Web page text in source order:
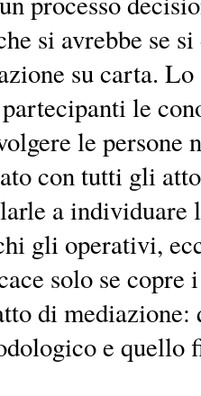
si avrebbe se
su carta.
le
le persone
con tutti gli
a individuare
gli operativi,
solo se copre
di
e quello